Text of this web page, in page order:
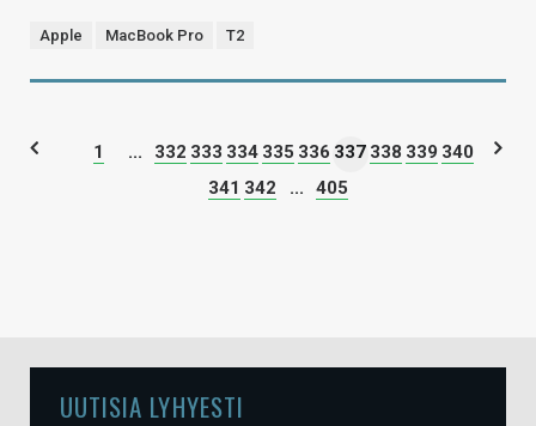
Apple MacBook Pro T2
1 ... 332 333 334 335 336 337 338 339 340
341 342 ... 405
UUTISIA LYHYESTI